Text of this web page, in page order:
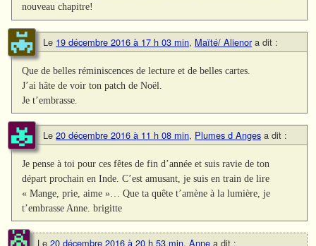
nouveau chapitre!
Le 19 décembre 2016 à 17 h 03 min, Maïté/ Alienor a dit :
Que de belles réminiscences de lecture et de belles cartes.
J’ai hâte de voir ton patch de Noël.
Je t’embrasse.
Le 20 décembre 2016 à 11 h 08 min, Plumes d Anges a dit :
Je pense à toi pour ces fêtes de fin d’année et suis ravie de ton
départ prochain en Inde. C’est amusant, je suis en train de lire
« Mange, prie, aime »… Que ta quête t’amène à la lumière, je
t’embrasse Anne. brigitte
Le 20 décembre 2016 à 20 h 53 min, Anne a dit :